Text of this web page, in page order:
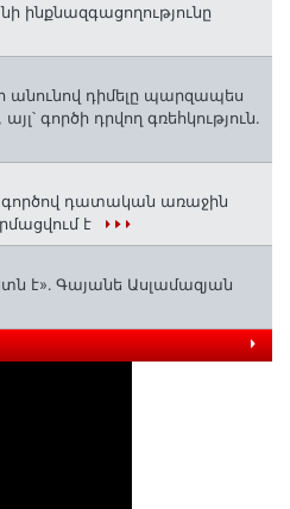
ինքնազգացողությունը
դիմելը պարզապես
գործի դրվող գռեհկություն.
գործով դատական առաջին
է
է»․ Գայանե Ասլամազյան